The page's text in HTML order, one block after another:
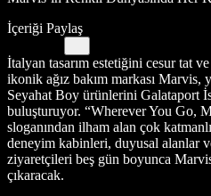
İçeriği Paylaş
İtalyan tasarım estetiğini cesur tat
ikonik ağız bakım markası Marvis,
Seyahat Boy ürünlerini Galataport
buluşturuyor. “Wherever You Go,
sloganından ilham alan çok
deneyim kabinleri, duyusal alanlar
ziyaretçileri beş gün boyunca
çıkaracak.